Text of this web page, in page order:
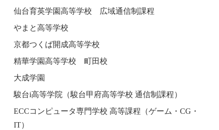
仙台育英学園高等学校 広域通信制課程
やまと高等学校
京都つくば開成高等学校
精華学園高等学校 町田校
大成学園
駿台i高等学院（駿台甲府高等学校 通信制課程）
ECCコンピュータ専門学校 高等課程（ゲーム・CG・
IT）